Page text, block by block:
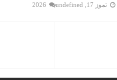
تموز 17, 2026 undefined